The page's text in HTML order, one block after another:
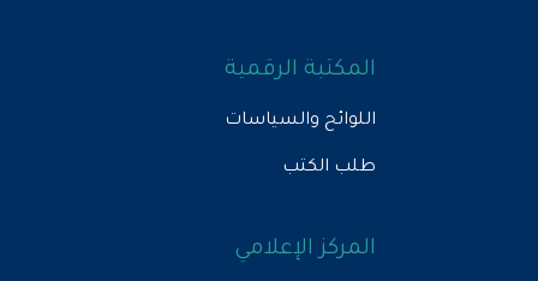
المكتبة الرقمية
اللوائح والسياسات
طلب الكتب
المركز الإعلامي